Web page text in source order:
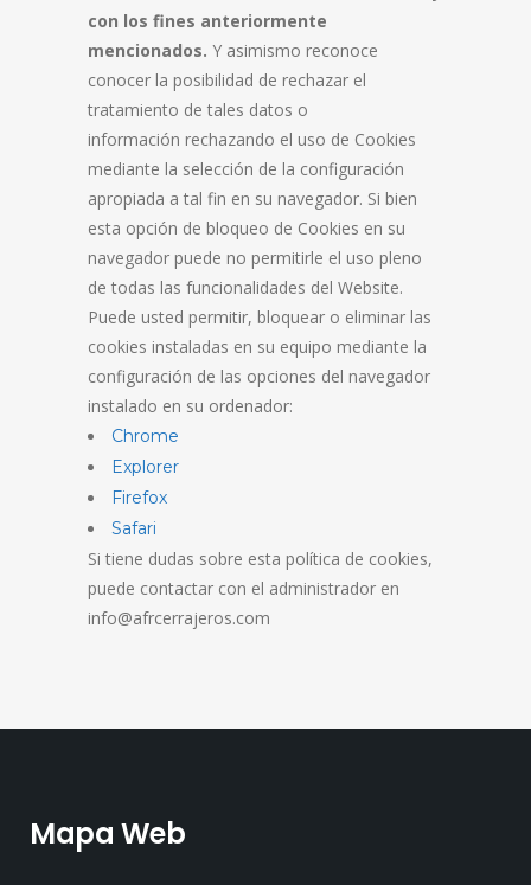
con los fines anteriormente
mencionados. Y asimismo reconoce
conocer la posibilidad de rechazar el
tratamiento de tales datos o
información rechazando el uso de Cookies
mediante la selección de la configuración
apropiada a tal fin en su navegador. Si bien
esta opción de bloqueo de Cookies en su
navegador puede no permitirle el uso pleno
de todas las funcionalidades del Website.
Puede usted permitir, bloquear o eliminar las
cookies instaladas en su equipo mediante la
configuración de las opciones del navegador
instalado en su ordenador:
Chrome
Explorer
Firefox
Safari
Si tiene dudas sobre esta política de cookies,
puede contactar con el administrador en
info@afrcerrajeros.com
Mapa Web